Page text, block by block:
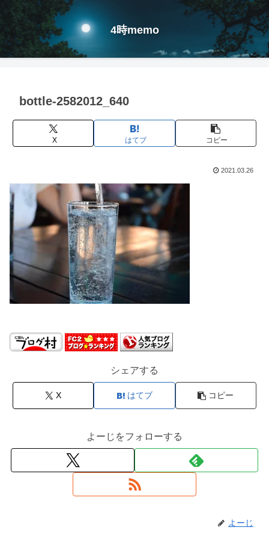
4時memo
bottle-2582012_640
X はてブ コピー
2021.03.26
シェアする
X はてブ コピー
よーじをフォローする
よーじ